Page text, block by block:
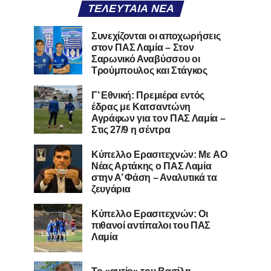
ΤΕΛΕΥΤΑΊΑ ΝΈΑ
Συνεχίζονται οι αποχωρήσεις
στον ΠΑΣ Λαμία – Στον
Σαρωνικό Αναβύσσου οι
Τρούμπουλος και Στάγκος
Γ’ Εθνική: Πρεμιέρα εντός
έδρας με Κατσαντώνη
Αγράφων για τον ΠΑΣ Λαμία –
Στις 27/9 η σέντρα
Kύπελλο Ερασιτεχνών: Με AO
Nέας Αρτάκης ο ΠΑΣ Λαμία
στην Α’ Φάση – Αναλυτικά τα
ζευγάρια
Κύπελλο Ερασιτεχνών: Οι
πιθανοί αντίπαλοι του ΠΑΣ
Λαμία